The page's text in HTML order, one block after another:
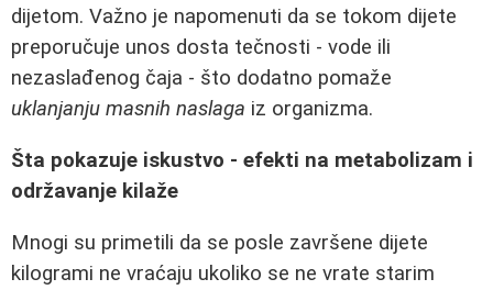
dijetom. Važno je napomenuti da se tokom dijete
preporučuje unos dosta tečnosti - vode ili
nezaslađenog čaja - što dodatno pomaže
uklanjanju masnih naslaga iz organizma.
Šta pokazuje iskustvo - efekti na metabolizam i
održavanje kilaže
Mnogi su primetili da se posle završene dijete
kilogrami ne vraćaju ukoliko se ne vrate starim